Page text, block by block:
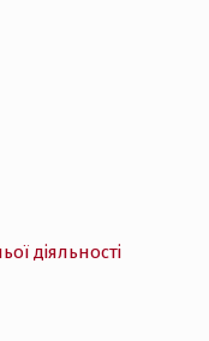
діяльності